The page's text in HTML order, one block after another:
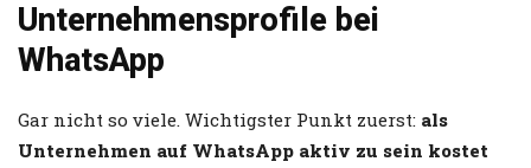
Unternehmensprofile bei
WhatsApp
Gar nicht so viele. Wichtigster Punkt zuerst: als
Unternehmen auf WhatsApp aktiv zu sein kostet